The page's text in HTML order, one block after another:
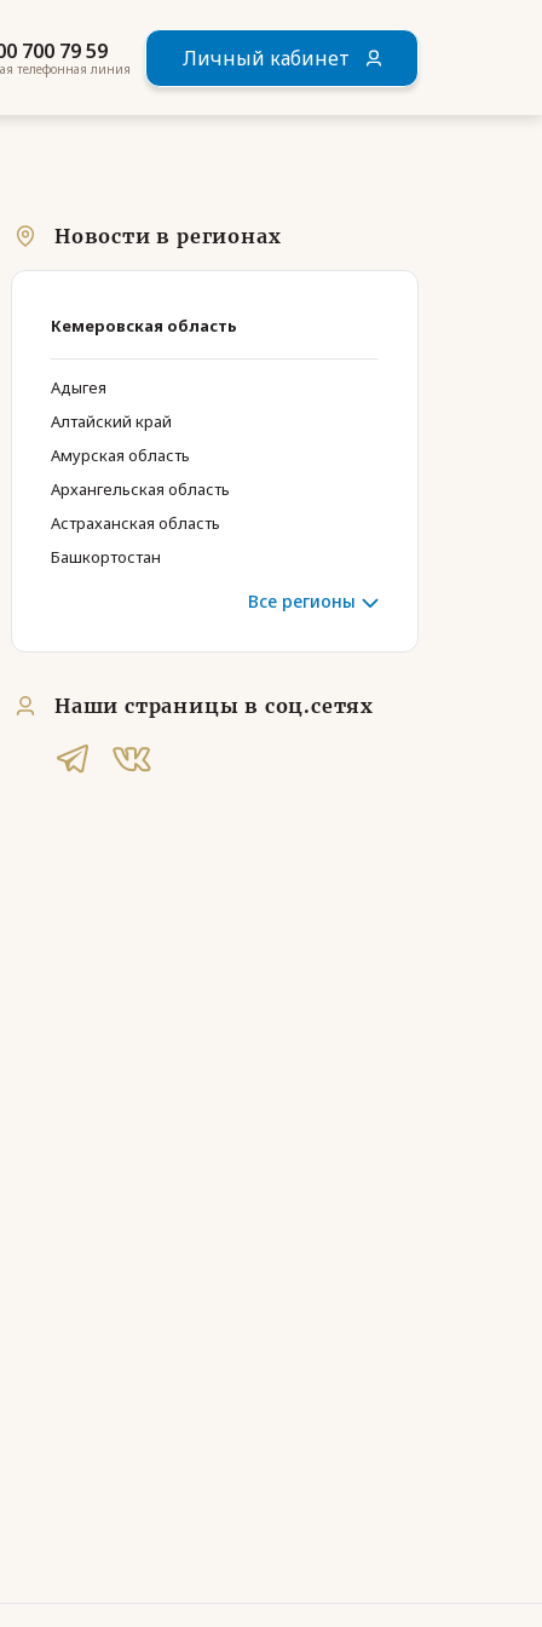
700 79 59
телефонная линия Личный кабинет
Новости в регионах
Кемеровская область
Адыгея
Алтайский край
Амурская область
Архангельская область
Астраханская область
Башкортостан
Все регионы
Наши страницы в соц.сетях